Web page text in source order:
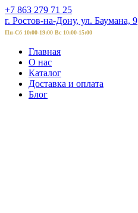
+7 863 279 71 25
г. Ростов-на-Дону, ул. Баумана, 9
Пн-Сб 10:00-19:00 Вс 10:00-15:00
Главная
О нас
Каталог
Доставка и оплата
Блог